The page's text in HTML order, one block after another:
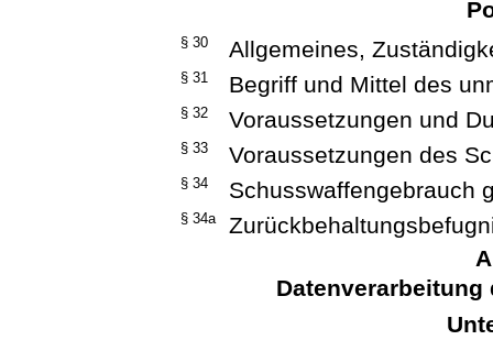
§ 30 Allgemeines,
§ 31 Begriff und Mittel des
§ 32 Voraussetzungen und
§ 33 Voraussetzungen des
§ 34 Schusswaffengebrauch
§ 34a